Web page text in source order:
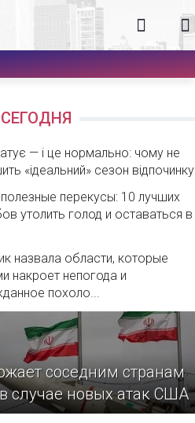
— і це нормально: чому не
«ідеальний» сезон відпочинку
перекусы: 10 лучших
утолить голод и оставаться в
назвала области, которые
накроет непогода и
похоло...
соседним странам
случае новых атак США